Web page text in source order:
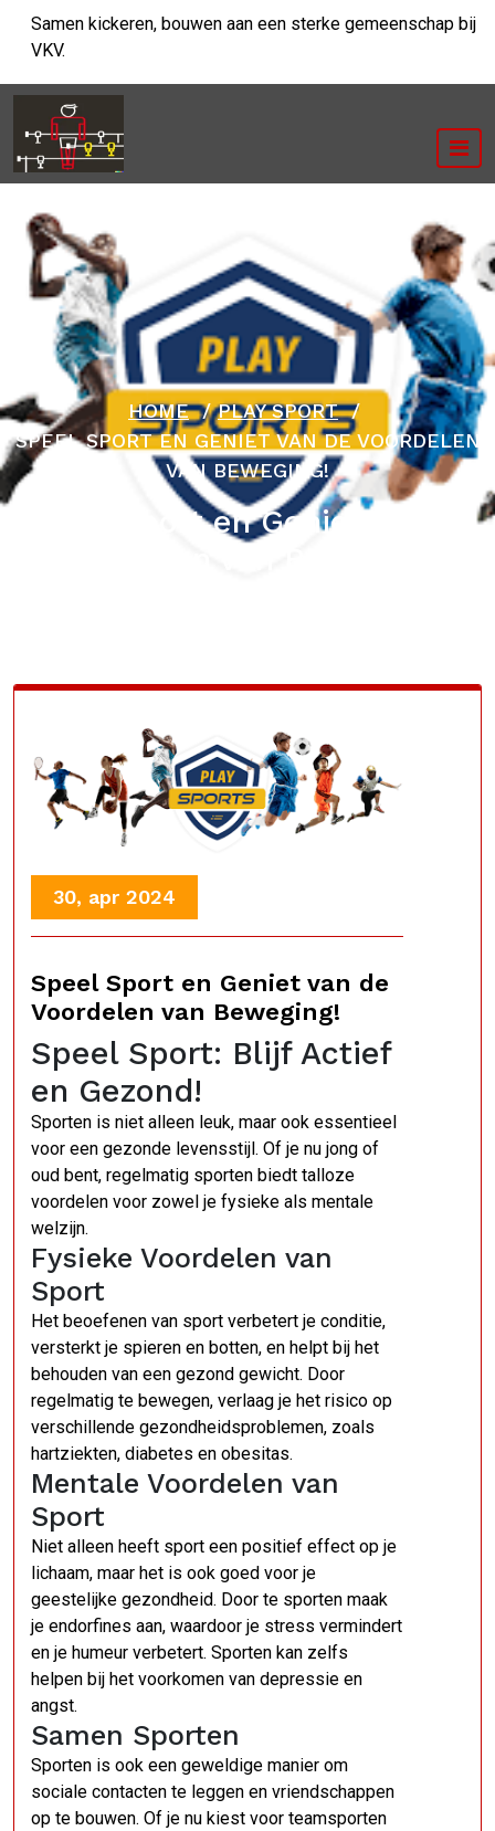
naar
inhoud
Samen kickeren, bouwen aan een sterke gemeenschap bij
VKV.
HOME/PLAY SPORT/
SPEEL SPORT EN GENIET VAN DE VOORDELEN
VAN BEWEGING!
Speel Sport en Geniet van de
30, apr 2024
Speel Sport en Geniet van de
Voordelen van Beweging!
Speel Sport: Blijf Actief
en Gezond!
Sporten is niet alleen leuk, maar ook essentieel
voor een gezonde levensstijl. Of je nu jong of
oud bent, regelmatig sporten biedt talloze
voordelen voor zowel je fysieke als mentale
welzijn.
Fysieke Voordelen van
Sport
Het beoefenen van sport verbetert je conditie,
versterkt je spieren en botten, en helpt bij het
behouden van een gezond gewicht. Door
regelmatig te bewegen, verlaag je het risico op
verschillende gezondheidsproblemen, zoals
hartziekten, diabetes en obesitas.
Mentale Voordelen van
Sport
Niet alleen heeft sport een positief effect op je
lichaam, maar het is ook goed voor je
geestelijke gezondheid. Door te sporten maak
je endorfines aan, waardoor je stress vermindert
en je humeur verbetert. Sporten kan zelfs
helpen bij het voorkomen van depressie en
angst.
Samen Sporten
Sporten is ook een geweldige manier om
sociale contacten te leggen en vriendschappen
op te bouwen. Of je nu kiest voor teamsporten